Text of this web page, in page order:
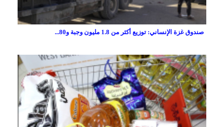
صندوق غزة الإنساني: توزيع أكثر من 1.8 مليون وجبة و80...